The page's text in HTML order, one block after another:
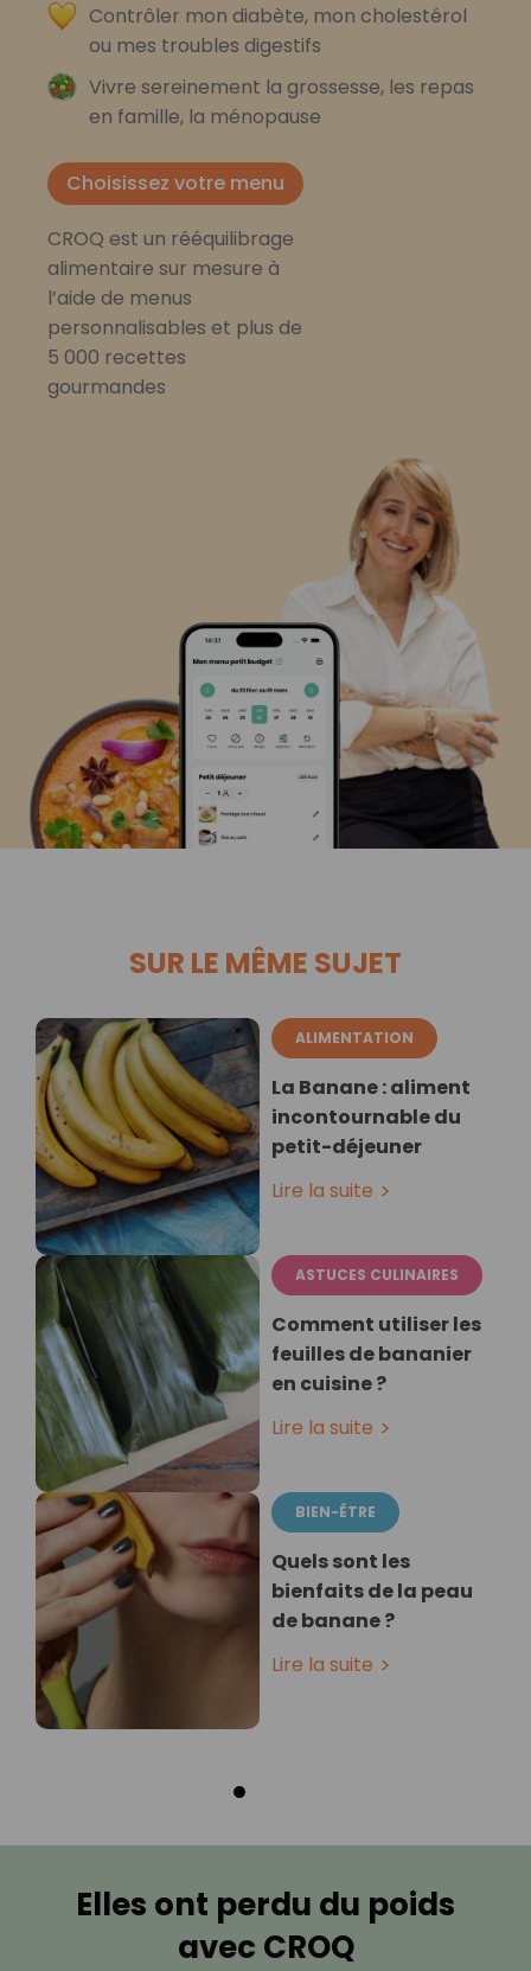
Contrôler mon diabète, mon cholestérol
ou mes troubles digestifs
Vivre sereinement la grossesse, les repas
en famille, la ménopause
Choisissez votre menu
CROQ est un rééquilibrage
alimentaire sur mesure à
l’aide de menus
personnalisables et plus de
5 000 recettes
gourmandes
SUR LE MÊME SUJET
ALIMENTATION
La Banane : aliment
incontournable du
petit-déjeuner
Lire la suite
ASTUCES CULINAIRES
Comment utiliser les
feuilles de bananier
en cuisine ?
Lire la suite
BIEN-ÊTRE
Quels sont les
bienfaits de la peau
de banane ?
Lire la suite
Elles ont perdu du poids
avec CROQ